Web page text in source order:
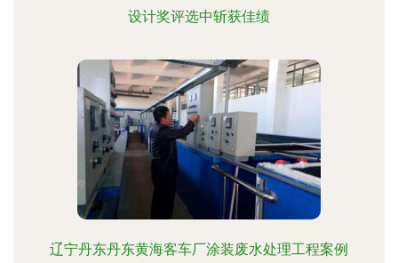
设计奖评选中斩获佳绩
辽宁丹东丹东黄海客车厂涂装废水处理工程案例